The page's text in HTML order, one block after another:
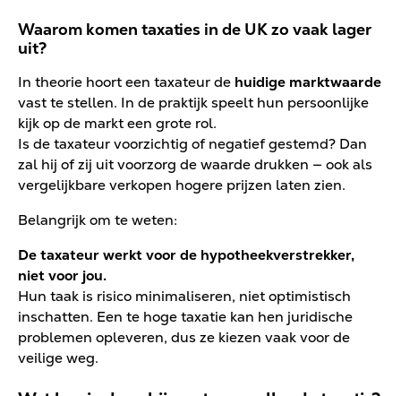
Waarom komen taxaties in de UK zo vaak lager
uit?
In theorie hoort een taxateur de huidige marktwaarde
vast te stellen. In de praktijk speelt hun persoonlijke
kijk op de markt een grote rol.
Is de taxateur voorzichtig of negatief gestemd? Dan
zal hij of zij uit voorzorg de waarde drukken — ook als
vergelijkbare verkopen hogere prijzen laten zien.
Belangrijk om te weten:
De taxateur werkt voor de hypotheekverstrekker,
niet voor jou.
Hun taak is risico minimaliseren, niet optimistisch
inschatten. Een te hoge taxatie kan hen juridische
problemen opleveren, dus ze kiezen vaak voor de
veilige weg.